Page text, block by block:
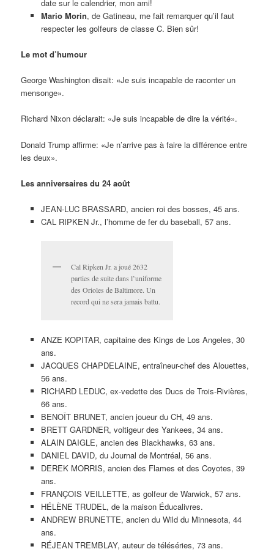
date sur le calendrier, mon ami!
Mario Morin, de Gatineau, me fait remarquer qu’il faut
respecter les golfeurs de classe C. Bien sûr!
Le mot d’humour
George Washington disait: «Je suis incapable de raconter un
mensonge».
Richard Nixon déclarait: «Je suis incapable de dire la vérité».
Donald Trump affirme: «Je n’arrive pas à faire la différence entre
les deux».
Les anniversaires du 24 août
JEAN-LUC BRASSARD, ancien roi des bosses, 45 ans.
CAL RIPKEN Jr., l’homme de fer du baseball, 57 ans.
Cal Ripken Jr. a joué 2632
parties de suite dans l’uniforme
des Orioles de Baltimore. Un
record qui ne sera jamais battu.
ANZE KOPITAR, capitaine des Kings de Los Angeles, 30
ans.
JACQUES CHAPDELAINE, entraîneur-chef des Alouettes,
56 ans.
RICHARD LEDUC, ex-vedette des Ducs de Trois-Rivières,
66 ans.
BENOÎT BRUNET, ancien joueur du CH, 49 ans.
BRETT GARDNER, voltigeur des Yankees, 34 ans.
ALAIN DAIGLE, ancien des Blackhawks, 63 ans.
DANIEL DAVID, du Journal de Montréal, 56 ans.
DEREK MORRIS, ancien des Flames et des Coyotes, 39
ans.
FRANÇOIS VEILLETTE, as golfeur de Warwick, 57 ans.
HÉLÈNE TRUDEL, de la maison Éducalivres.
ANDREW BRUNETTE, ancien du Wild du Minnesota, 44
ans.
RÉJEAN TREMBLAY, auteur de téléséries, 73 ans.